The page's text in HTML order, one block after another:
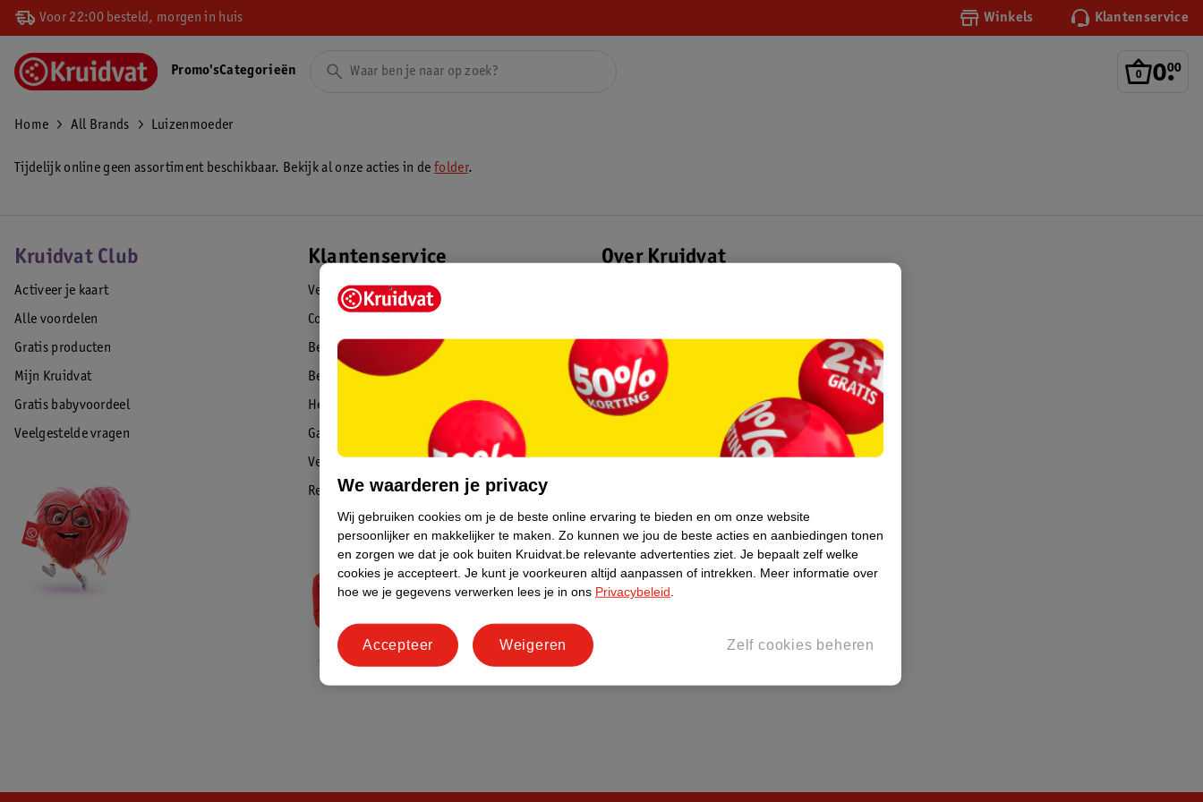
Voor 22:00 besteld, morgen in huis Winkels Klantenservice
0.
00
Promo'sCategorieën
Home All Brands Luizenmoeder
Tijdelijk online geen assortiment beschikbaar. Bekijk al onze acties in defolder.
Kruidvat Club
Activeer je kaart
Alle voordelen
Gratis producten
Mijn Kruidvat
Gratis babyvoordeel
Veelgestelde vragen
Klantenservice
Veelgestelde vragen
Contact
Bestellen & leveren
Betalen
Herroepen & retourneren
Garantie
Veiligheidswaarschuwingen
Reviews
Over Kruidvat
Winkelformule
Bedrijfsgegevens
Duurzaamheid
We waarderen je privacy
Wij gebruiken cookies om je de beste online ervaring te bieden en om onze website
persoonlijker en makkelijker te maken. Zo kunnen we jou de beste acties en aanbiedingen tonen
en zorgen we dat je ook buiten Kruidvat.be relevante advertenties ziet. Je bepaalt zelf welke
cookies je accepteert. Je kunt je voorkeuren altijd aanpassen of intrekken.
Meer informatie over
hoe we je gegevens verwerken lees je in ons Privacybeleid
Zelf cookies beheren
Weigeren
Accepteer